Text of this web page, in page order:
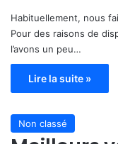
Habituellement, nous
Pour des raisons de
l’avons un peu…
Lire la suite »
Non classé